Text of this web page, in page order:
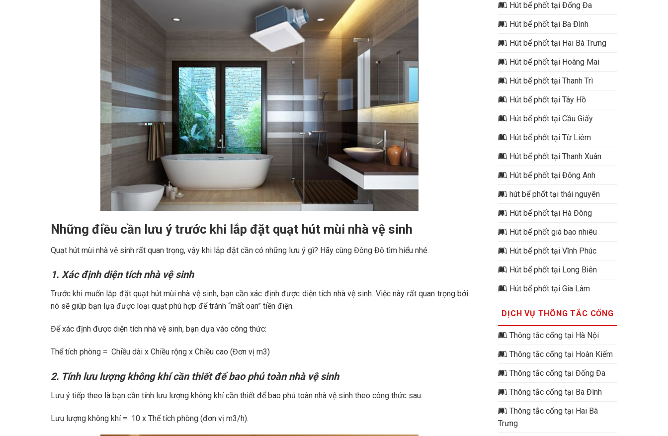
Những điều cần lưu ý trước khi lắp đặt quạt hút mùi nhà vệ sinh
Quạt hút mùi nhà vệ sinh rất quan trọng, vậy khi lắp đặt cần có những lưu ý gì? Hãy cùng Đông Đô tìm hiểu nhé.
1. Xác định diện tích nhà vệ sinh
Trước khi muốn lắp đặt quạt hút mùi nhà vệ sinh, bạn cần xác định được diện tích nhà vệ sinh. Việc này rất quan trọng bởi
nó sẽ giúp bạn lựa được loại quạt phù hợp để tránh “mất oan” tiền điện.
Để xác định được diện tích nhà vệ sinh, bạn dựa vào công thức:
Thể tích phòng = Chiều dài x Chiều rộng x Chiều cao (Đơn vị m3)
2. Tính lưu lượng không khí cần thiết để bao phủ toàn nhà vệ sinh
Lưu ý tiếp theo là bạn cần tính lưu lượng không khí cần thiết để bao phủ toàn nhà vệ sinh theo công thức sau:
Lưu lượng không khí = 10 x Thể tích phòng (đơn vị m3/h).
Hút bể phốt tại Đống Đa
Hút bể phốt tại Ba Đình
Hút bể phốt tại Hai Bà Trưng
Hút bể phốt tại Hoàng Mai
Hút bể phốt tại Thanh Trì
Hút bể phốt tại Tây Hồ
Hút bể phốt tại Cầu Giấy
Hút bể phốt tại Từ Liêm
Hút bể phốt tại Thanh Xuân
Hút bể phốt tại Đông Anh
hút bể phốt tại thái nguyên
Hút bể phốt tại Hà Đông
Hút bể phốt giá bao nhiêu
Hút bể phốt tại Vĩnh Phúc
Hút bể phốt tại Long Biên
Hút bể phốt tại Gia Lâm
DỊCH VỤ THÔNG TẮC CỐNG
Thông tắc cống tại Hà Nội
Thông tắc cống tại Hoàn Kiếm
Thông tắc cống tại Đống Đa
Thông tắc cống tại Ba Đình
Thông tắc cống tại Hai Bà
Trưng